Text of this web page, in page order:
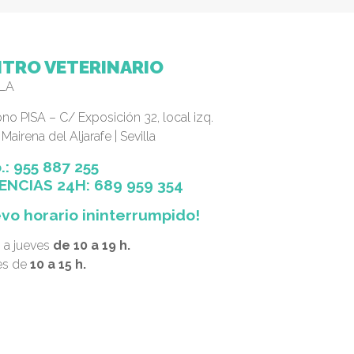
VETERINARIO
PISA – C/ Exposición 32, local izq.
del Aljarafe | Sevilla
955 887 255
24H: 689 959 354
horario ininterrumpido!
jueves de 10 a 19 h.
de10 a 15 h.